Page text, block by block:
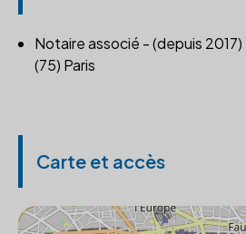
Notaire associé - (depuis 2017)
(75) Paris
Carte et accès